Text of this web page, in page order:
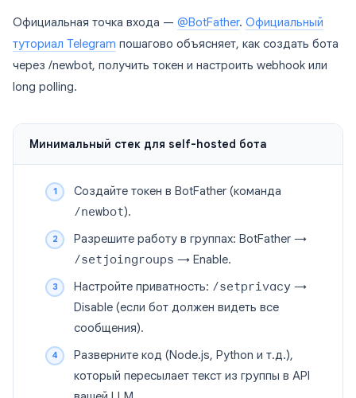
Официальная точка входа — @BotFather. Официальный
туториал Telegram пошагово объясняет, как создать бота
через /newbot, получить токен и настроить webhook или
long polling.
Минимальный стек для self-hosted бота
Создайте токен в BotFather (команда
/newbot).
Разрешите работу в группах: BotFather →
/setjoingroups → Enable.
Настройте приватность: /setprivacy →
Disable (если бот должен видеть все
сообщения).
Разверните код (Node.js, Python и т.д.),
который пересылает текст из группы в API